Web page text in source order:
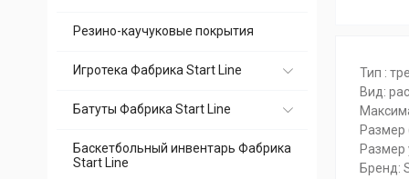
Резино-каучуковые покрытия
Игротека Фабрика Start Line
Батуты Фабрика Start Line
Баскетбольный инвентарь Фабрика
Start Line
Тип :
Вид:
Размер
Размер
Бренд: